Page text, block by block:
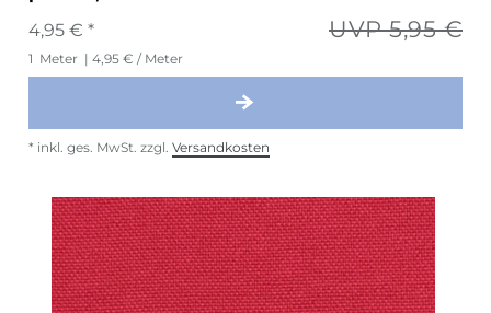
UVP 5,95 €
4,95 € *
1 Meter | 4,95 € / Meter
* inkl. ges. MwSt. zzgl. Versandkosten